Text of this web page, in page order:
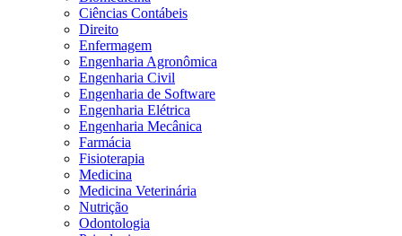
Ciências Contábeis
Direito
Enfermagem
Engenharia Agronômica
Engenharia Civil
Engenharia de Software
Engenharia Elétrica
Engenharia Mecânica
Farmácia
Fisioterapia
Medicina
Medicina Veterinária
Nutrição
Odontologia